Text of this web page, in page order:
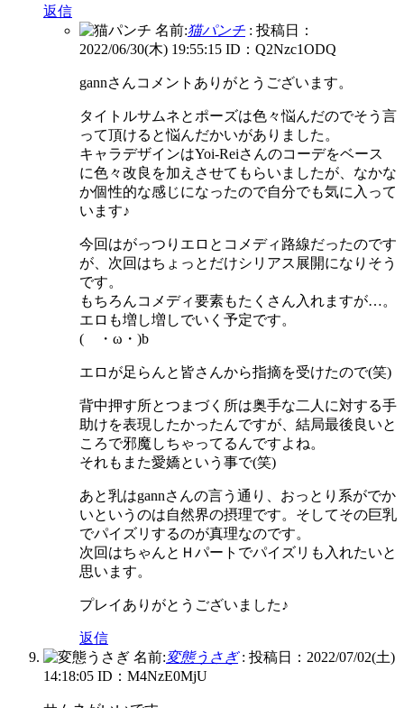
返信
名前:猫パンチ : 投稿日：
2022/06/30(木) 19:55:15 ID：Q2Nzc1ODQ
gannさんコメントありがとうございます。
タイトルサムネとポーズは色々悩んだのでそう言
って頂けると悩んだかいがありました。
キャラデザインはYoi-Reiさんのコーデをベース
に色々改良を加えさせてもらいましたが、なかな
か個性的な感じになったので自分でも気に入って
います♪
今回はがっつりエロとコメディ路線だったのです
が、次回はちょっとだけシリアス展開になりそう
です。
もちろんコメディ要素もたくさん入れますが…。
エロも増し増しでいく予定です。
( ・ω・)b
エロが足らんと皆さんから指摘を受けたので(笑)
背中押す所とつまづく所は奥手な二人に対する手
助けを表現したかったんですが、結局最後良いと
ころで邪魔しちゃってるんですよね。
それもまた愛嬌という事で(笑)
あと乳はgannさんの言う通り、おっとり系がでか
いというのは自然界の摂理です。そしてその巨乳
でパイズリするのが真理なのです。
次回はちゃんとＨパートでパイズリも入れたいと
思います。
プレイありがとうございました♪
返信
名前:変態うさぎ: 投稿日：2022/07/02(土)
14:18:05 ID：M4NzE0MjU